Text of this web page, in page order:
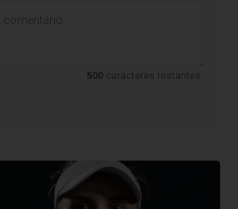
500 caracteres restantes.